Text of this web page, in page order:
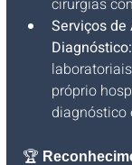
cirurgias
Serviços de
Diagnóstico:
próprio
diagnóstico
🏆